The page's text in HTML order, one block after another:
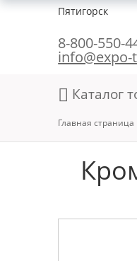
Пятигорск
8-800-550-
Каталог
Главная страница